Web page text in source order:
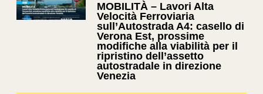
MOBILITÀ – Lavori Alta
Velocità Ferroviaria
sull’Autostrada A4: casello di
Verona Est, prossime
modifiche alla viabilità per il
ripristino dell’assetto
autostradale in direzione
Venezia